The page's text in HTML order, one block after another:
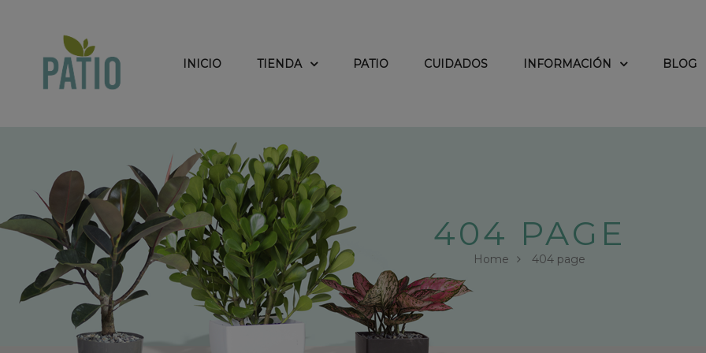
INICIO TIENDA PATIO CUIDADOS INFORMACIÓN BLOG
Home 404 page
404 PAGE